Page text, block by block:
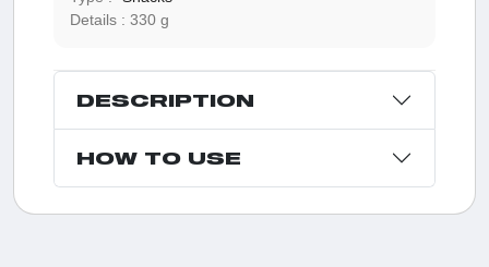
Details :
330 g
DESCRIPTION
HOW TO USE